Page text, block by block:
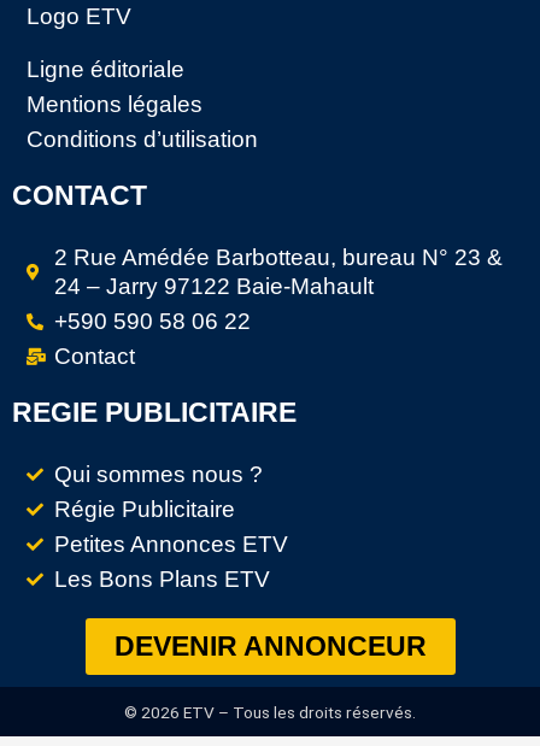
Logo ETV
Ligne éditoriale
Mentions légales
Conditions d’utilisation
CONTACT
2 Rue Amédée Barbotteau, bureau N° 23 &
24 – Jarry 97122 Baie-Mahault
+590 590 58 06 22
Contact
REGIE PUBLICITAIRE
Qui sommes nous ?
Régie Publicitaire
Petites Annonces ETV
Les Bons Plans ETV
DEVENIR ANNONCEUR
© 2026 ETV – Tous les droits réservés.